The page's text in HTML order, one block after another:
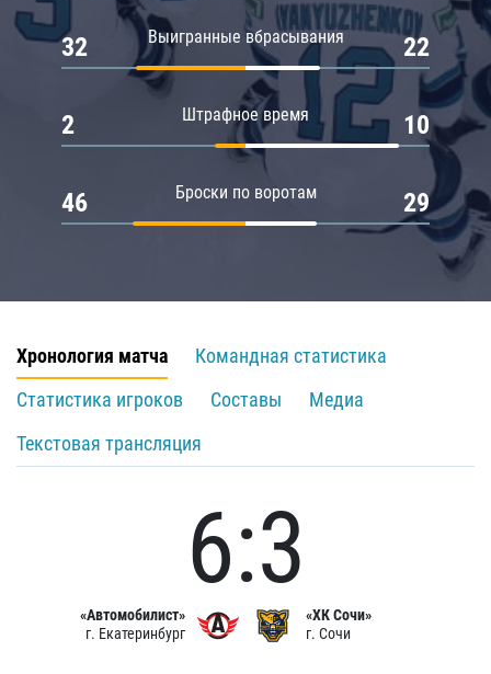
Выигранные вбрасывания
32 22
Штрафное время
2 10
Броски по воротам
46 29
Хронология матча
Командная статистика
Статистика игроков
Составы
Медиа
Текстовая трансляция
«Автомобилист»
г. Екатеринбург
6:3
«ХК Сочи»
г. Сочи